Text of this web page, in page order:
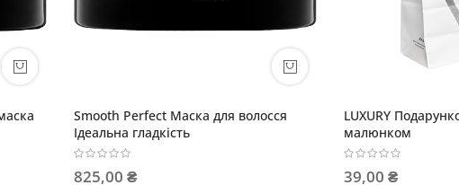
LUXURY Подарункова сумка Біла з
Rejuvenating
лосьйон проти випадіння